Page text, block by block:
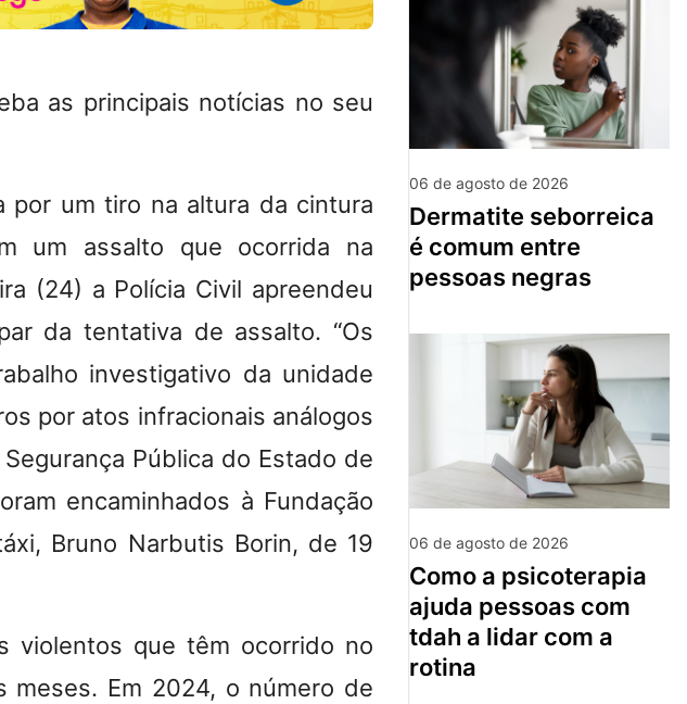
as principais notícias no seu
por um tiro na altura da cintura
um assalto que ocorrida na
(24) a Polícia Civil apreendeu
da tentativa de assalto. “Os
investigativo da unidade
por atos infracionais análogos
Pública do Estado de
encaminhados à Fundação
Bruno Narbutis Borin, de 19
violentos que têm ocorrido no
Em 2024, o número de
06 de agosto de 2026
dermatite seborreica
é comum entre
pessoas negras
06 de agosto de 2026
como a psicoterapia
ajuda pessoas com
tdah a lidar com a
rotina